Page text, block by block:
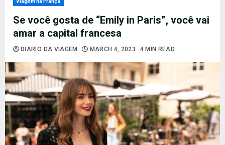
Viagem na França
Se você gosta de “Emily in Paris”, você vai
amar a capital francesa
DIARIO DA VIAGEM MARCH 4, 2023 4 MIN READ